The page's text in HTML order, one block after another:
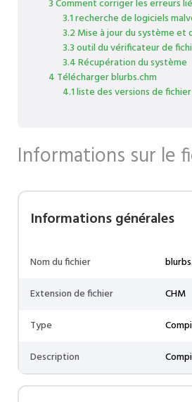
3 Comment corriger les erreurs
3.1 recherche de logiciels
3.2 Mise à jour du système et
3.3 outil du vérificateur de
3.4 Récupération du système
4 Télécharger blurbs.chm
4.1 liste des versions de
Informations sur le
Informations générales
Nom du fichier
Extension de fichier
CHM
Type
Description